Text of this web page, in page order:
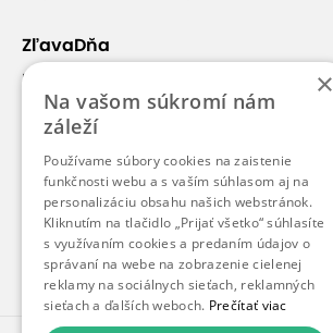
ZľavaDňa
Náš príbeh
Kontakt
Kariéra
Blog
Pre médiá
Pre partnerov
×
Na vašom súkromí nám
záleží
Používame súbory cookies na zaistenie
funkčnosti webu a s vaším súhlasom aj na
personalizáciu obsahu našich webstránok.
Kliknutím na tlačidlo „Prijať všetko“ súhlasíte
s využívaním cookies a predaním údajov o
správaní na webe na zobrazenie cielenej
reklamy na sociálnych sieťach, reklamných
sieťach a ďalších weboch. Prečítať viac